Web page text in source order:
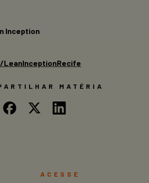
Inception
LeanInceptionRecife
MATÉRIA
ACESSE